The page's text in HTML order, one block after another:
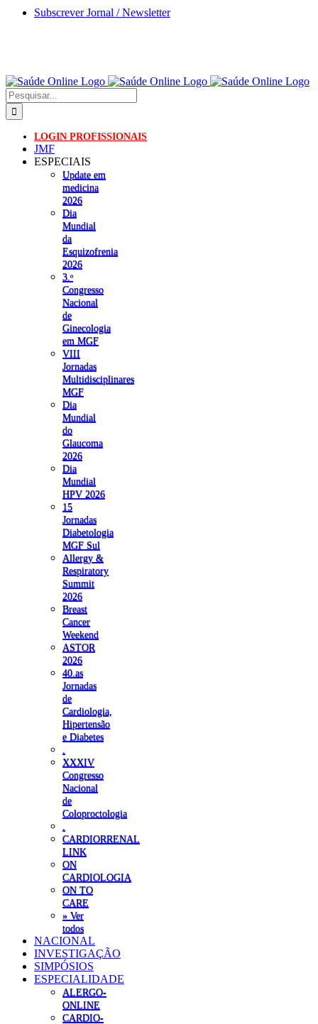
Skip
Subscrever Jornal / Newsletter
Pesquisar
LOGIN PROFISSIONAIS
JMF
ESPECIAIS
Update em
medicina
2026
Dia
Mundial
da
Esquizofrenia
2026
3.ᵒ
Congresso
Nacional
de
Ginecologia
em MGF
VIII
Jornadas
Multidisciplinares
MGF
Dia
Mundial
do
Glaucoma
2026
Dia
Mundial
HPV 2026
15
Jornadas
Diabetologia
MGF Sul
Allergy &
Respiratory
Summit
2026
Breast
Cancer
Weekend
ASTOR
2026
40.as
Jornadas
de
Cardiologia,
Hipertensão
e Diabetes
XXXIV
Congresso
Nacional
de
Coloproctologia
CARDIORRENAL
LINK
ON
CARDIOLOGIA
ON TO
CARE
» Ver
todos
NACIONAL
INVESTIGAÇÃO
SIMPÓSIOS
ESPECIALIDADE
ALERGO-
ONLINE
CARDIO-